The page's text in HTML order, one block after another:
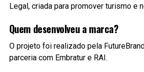
Legal, criada para promover turismo e
Quem desenvolveu a marca?
O projeto foi realizado pela
parceria com Embratur e RAI.